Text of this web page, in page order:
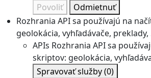
Povoliť
Odmietnuť
Rozhrania API sa používajú na
geolokácia, vyhľadávače, preklady,
APIs Rozhrania API sa
skriptov: geolokácia,
Spravovať služby(0)